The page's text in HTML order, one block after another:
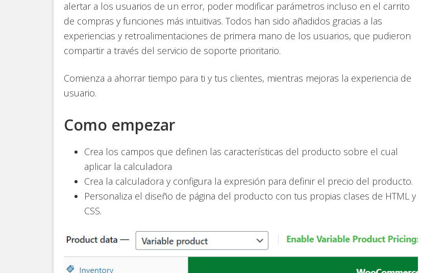
alertar a los usuarios de un error, poder modificar parámetros incluso en el carrito
de compras y funciones más intuitivas. Todos han sido añadidos gracias a las
experiencias y retroalimentaciones de primera mano de los usuarios, que pudieron
compartir a través del servicio de soporte prioritario.
Comienza a ahorrar tiempo para ti y tus clientes, mientras mejoras la experiencia de
usuario.
Como empezar
Crea los campos que definen las características del producto sobre el cual
aplicar la calculadora
Crea la calculadora y configura la expresión para definir el precio del producto.
Personaliza el diseño de página del producto con tus propias clases de HTML y
CSS.